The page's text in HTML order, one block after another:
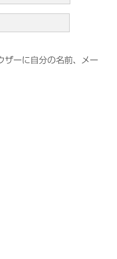
ザーに自分の名前、メー